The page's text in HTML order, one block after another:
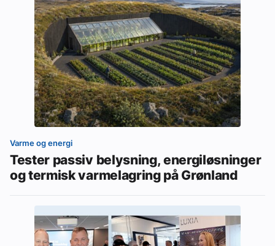
Varme og energi
Tester passiv belysning, energiløsninger
og termisk varmelagring på Grønland